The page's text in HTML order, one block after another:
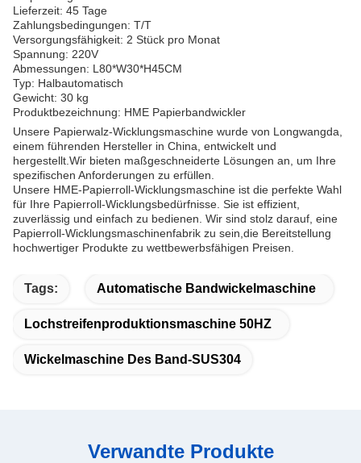
Lieferzeit: 45 Tage
Zahlungsbedingungen: T/T
Versorgungsfähigkeit: 2 Stück pro Monat
Spannung: 220V
Abmessungen: L80*W30*H45CM
Typ: Halbautomatisch
Gewicht: 30 kg
Produktbezeichnung: HME Papierbandwickler
Unsere Papierwalz-Wicklungsmaschine wurde von Longwangda,
einem führenden Hersteller in China, entwickelt und
hergestellt.Wir bieten maßgeschneiderte Lösungen an, um Ihre
spezifischen Anforderungen zu erfüllen.
Unsere HME-Papierroll-Wicklungsmaschine ist die perfekte Wahl
für Ihre Papierroll-Wicklungsbedürfnisse. Sie ist effizient,
zuverlässig und einfach zu bedienen. Wir sind stolz darauf, eine
Papierroll-Wicklungsmaschinenfabrik zu sein,die Bereitstellung
hochwertiger Produkte zu wettbewerbsfähigen Preisen.
Tags: Automatische Bandwickelmaschine
Lochstreifenproduktionsmaschine 50HZ
Wickelmaschine Des Band-SUS304
Verwandte Produkte